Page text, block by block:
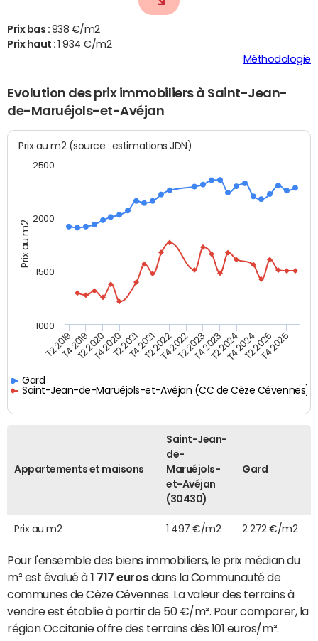
Prix bas : 938 €/m2
Prix haut :
1 934 €/m2
Méthodologie
Evolution des prix immobiliers à Saint-Jean-
de-Maruéjols-et-Avéjan
Prix au m2
Prix au m2 (source : estimations JDN)
Gard
Saint-Jean-de-Maruéjols-et-Avéjan (CC de Cèze Cévennes)
T2 2019T4 2019T2 2020T4 2020T2 2021T4 2021T2 2022T4 2022T2 2023T4 2023T2 2024T4 2024T2 2025T4 2025
1000
1500
2000
2500
Appartements et maisons
Saint-Jean-
de-
Maruéjols-
et-Avéjan
(30430)
Gard
Prix au m2 1 497 €/m2 2 272 €/m2
Pour l'ensemble des biens immobiliers, le prix médian du
m² est évalué à1 717 eurosdans la Communauté de
communes de Cèze Cévennes. La valeur des terrains à
vendre est établie à partir de 50 €/m². Pour comparer, la
région Occitanie offre des terrains dès 101 euros/m².